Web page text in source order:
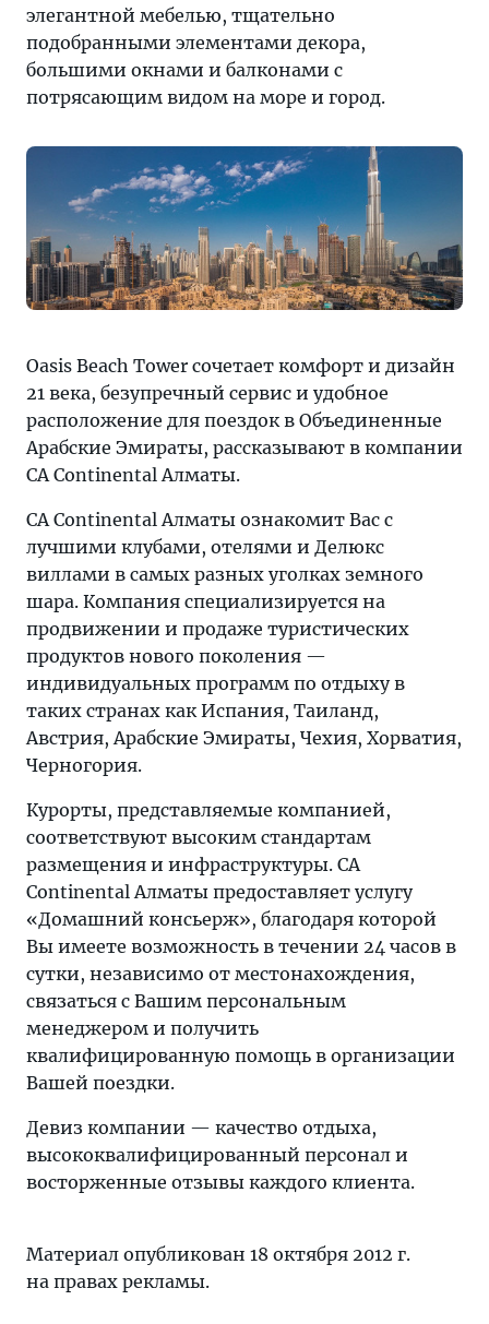
элегантной мебелью, тщательно
подобранными элементами декора,
большими окнами и балконами с
потрясающим видом на море и город.
Oasis Beach Tower сочетает комфорт и дизайн
21 века, безупречный сервис и удобное
расположение для поездок в Объединенные
Арабские Эмираты, рассказывают в компании
CA Continental Алматы.
CA Continental Алматы ознакомит Вас с
лучшими клубами, отелями и Делюкс
виллами в самых разных уголках земного
шара. Компания специализируется на
продвижении и продаже туристических
продуктов нового поколения —
индивидуальных программ по отдыху в
таких странах как Испания, Таиланд,
Австрия, Арабские Эмираты, Чехия, Хорватия,
Черногория.
Курорты, представляемые компанией,
соответствуют высоким стандартам
размещения и инфраструктуры. CA
Continental Алматы предоставляет услугу
«Домашний консьерж», благодаря которой
Вы имеете возможность в течении 24 часов в
сутки, независимо от местонахождения,
связаться с Вашим персональным
менеджером и получить
квалифицированную помощь в организации
Вашей поездки.
Девиз компании — качество отдыха,
высококвалифицированный персонал и
восторженные отзывы каждого клиента.
Материал опубликован 18 октября 2012 г.
на правах рекламы.